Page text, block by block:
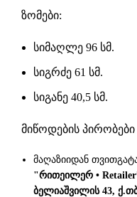
ზომები:
სიმაღლე 96 სმ.
სიგრძე 61 სმ.
სიგანე 40,5 სმ.
მიწოდების პირობები
მაღაზიიდან
"რითეილერ •
ბელიაშვილის 43,